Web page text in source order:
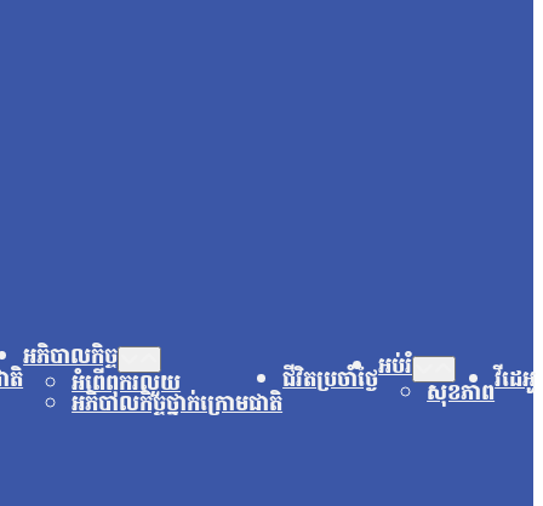
តិ
អភិបាលកិច្ច
អំពើពុករលួយ
អភិបាលកិច្ចថ្នាក់ក្រោមជាតិ
ជីវិតប្រចាំថ្ងៃអប់រំ
សុខភាពវីដេអូ